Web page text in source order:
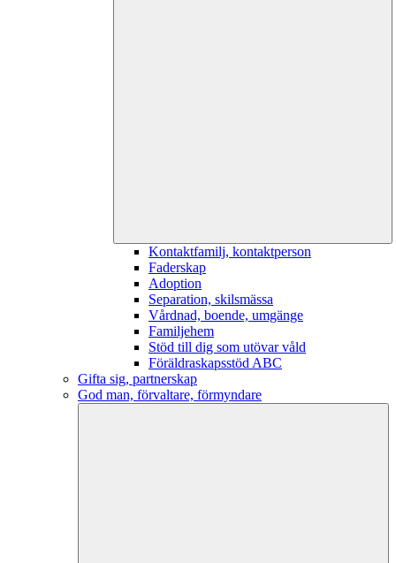
Kontaktfamilj, kontaktperson
Faderskap
Adoption
Separation, skilsmässa
Vårdnad, boende, umgänge
Familjehem
Stöd till dig som utövar våld
Föräldraskapsstöd ABC
Gifta sig, partnerskap
God man, förvaltare, förmyndare